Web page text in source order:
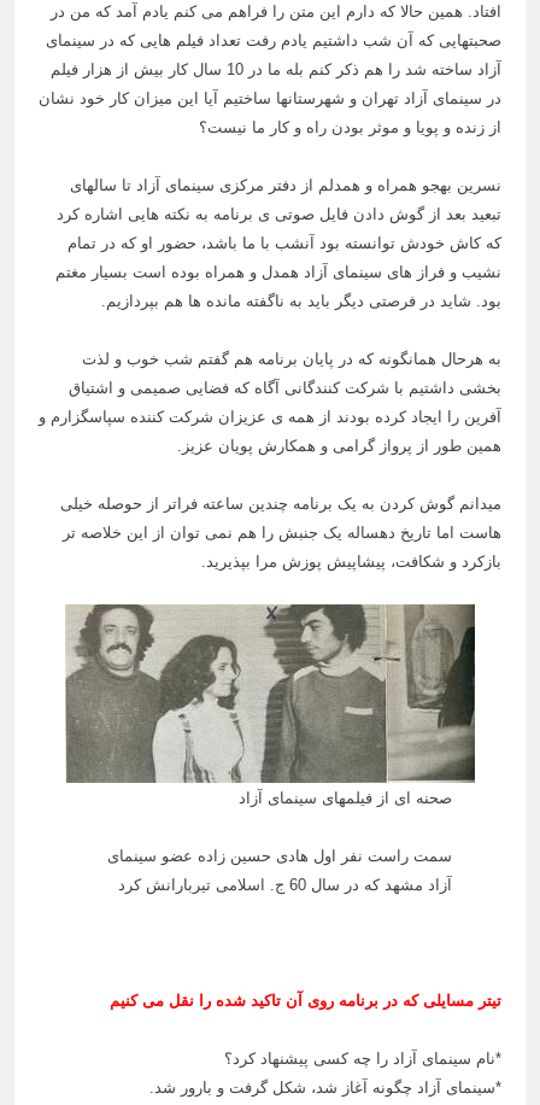
افتاد. همین حالا که دارم این متن را فراهم می کنم یادم آمد که من در
صحبتهایی که آن شب داشتیم یادم رفت تعداد فیلم هایی که در سینمای
آزاد ساخته شد را هم ذکر کنم بله ما در 10 سال کار بیش از هزار فیلم
در سینمای آزاد تهران و شهرستانها ساختیم آیا این میزان کار خود نشان
از زنده و پویا و موثر بودن راه و کار ما نیست؟
نسرین بهجو همراه و همدلم از دفتر مرکزی سینمای آزاد تا سالهای
تبعید بعد از گوش دادن فایل صوتی ی برنامه به نکته هایی اشاره کرد
که کاش خودش توانسته بود آنشب با ما باشد، حضور او که در تمام
نشیب و فراز های سینمای آزاد همدل و همراه بوده است بسیار مغتم
بود. شاید در فرصتی دیگر باید به ناگفته مانده ها هم بپردازیم.
به هرحال همانگونه که در پایان برنامه هم گفتم شب خوب و لذت
بخشی داشتیم با شرکت کنندگانی آگاه که فضایی صمیمی و اشتیاق
آفرین را ایجاد کرده بودند از همه ی عزیزان شرکت کننده سپاسگزارم و
همین طور از پرواز گرامی و همکارش پویان عزیز.
میدانم گوش کردن به یک برنامه چندین ساعته فراتر از حوصله خیلی
هاست اما تاریخ دهساله یک جنبش را هم نمی توان از این خلاصه تر
بازکرد و شکافت، پیشاپیش پوزش مرا بپذیرید.
صحنه ای از فیلمهای سینمای آزاد
سمت راست نفر اول هادی حسین زاده عضو سینمای
آزاد مشهد که در سال 60 ج. اسلامی تیربارانش کرد
تیتر مسایلی که در برنامه روی آن تاکید شده را نقل می کنیم
*نام سینمای آزاد را چه کسی پیشنهاد کرد؟
*سینمای آزاد چگونه آغاز شد، شکل گرفت و بارور شد.